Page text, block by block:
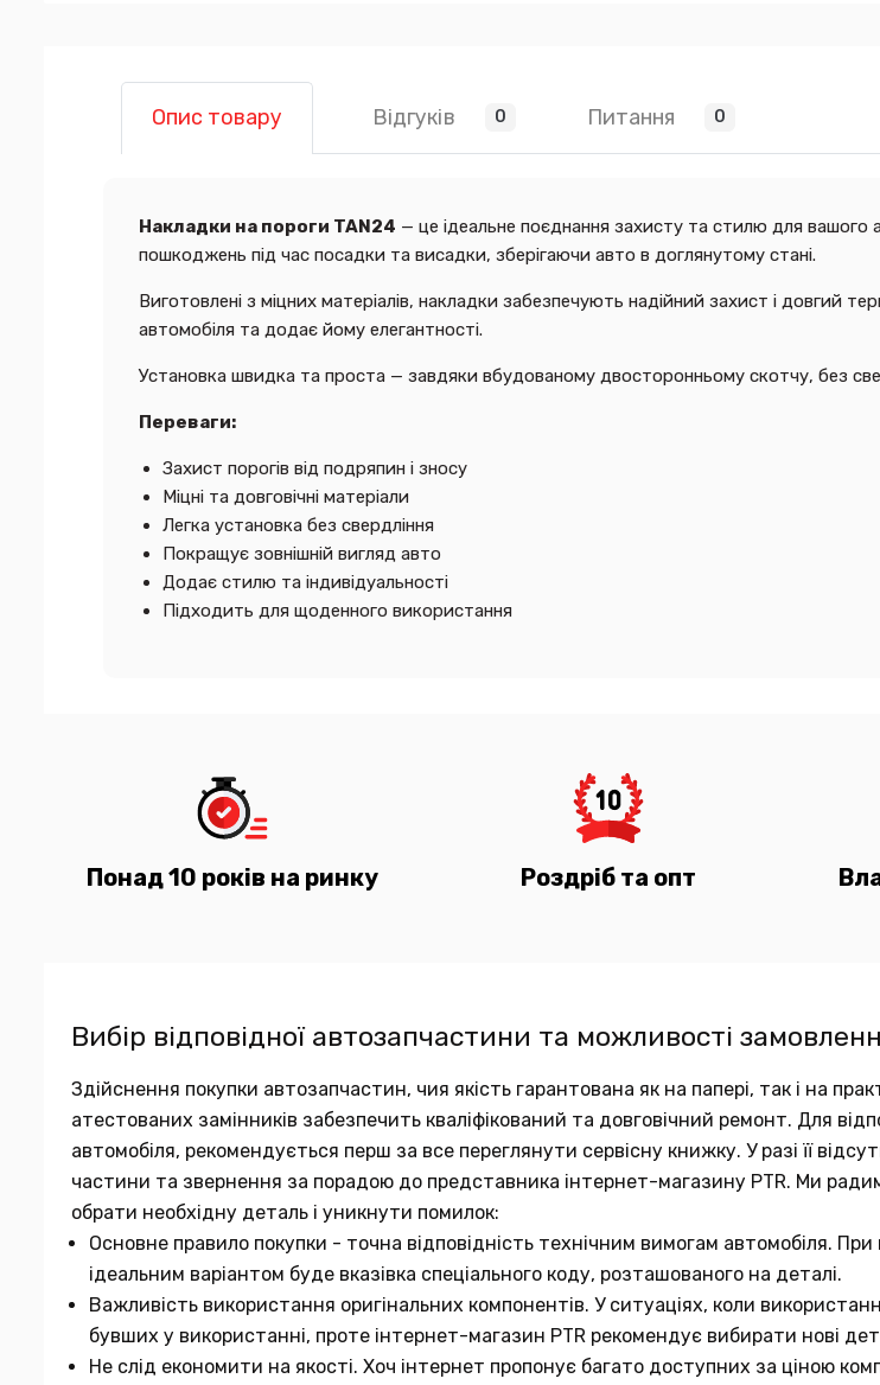
Опис товару Відгуків 0 Питання 0
Накладки на пороги TAN24 — це ідеальне поєднання захисту та стилю для вашого
пошкоджень під час посадки та висадки, зберігаючи авто в доглянутому стані.
Виготовлені з міцних матеріалів, накладки забезпечують надійний захист і довгий
автомобіля та додає йому елегантності.
Установка швидка та проста — завдяки вбудованому двосторонньому скотчу, без
Переваги:
Захист порогів від подряпин і зносу
Міцні та довговічні матеріали
Легка установка без свердління
Покращує зовнішній вигляд авто
Додає стилю та індивідуальності
Підходить для щоденного використання
Понад 10 років на ринку Роздріб та опт
Вибір відповідної автозапчастини та можливості
Здійснення покупки автозапчастин, чия якість гарантована як на папері, так і на
атестованих замінників забезпечить кваліфікований та довговічний ремонт. Для
автомобіля, рекомендується перш за все переглянути сервісну книжку. У разі її
частини та звернення за порадою до представника інтернет-магазину PTR. Ми
обрати необхідну деталь і уникнути помилок:
Основне правило покупки - точна відповідність технічним вимогам автомобіля.
ідеальним варіантом буде вказівка спеціального коду, розташованого на деталі.
Важливість використання оригінальних компонентів. У ситуаціях, коли
бувших у використанні, проте інтернет-магазин PTR рекомендує вибирати нові
Не слід економити на якості. Хоч інтернет пропонує багато доступних за ціною